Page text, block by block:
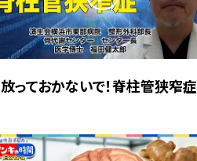
放っておかないで！脊柱管狭窄症